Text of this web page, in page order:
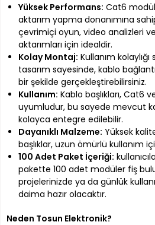
Yüksek Performans: Cat6
aktarım yapma donanımına
çevrimiçi oyun, video analizleri
aktarımları için idealdir.
Kolay Montaj: Kullanım
tasarım sayesinde, kablo
bir şekilde gerçekleştirebilirsiniz.
Kullanım: Kablo başlıkları, Cat6
uyumludur, bu sayede mevcut
kolayca entegre edilebilir.
Dayanıklı Malzeme: Yüksek
başlıklar, uzun ömürlü kullanım
100 Adet Paket İçeriği:
pakette 100 adet modüler fiş
projelerinizde ya da günlük
daima hazır olacaktır.
Neden Tosun Elektronik?